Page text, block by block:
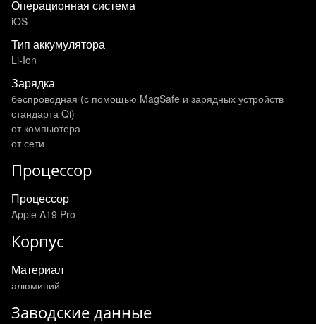
Операционная система
iOS
Тип аккумулятора
Li-Ion
Зарядка
беспроводная (с помощью MagSafe и зарядных устройств
стандарта Qi)
от компьютера
от сети
Процессор
Процессор
Apple A19 Pro
Корпус
Материал
алюминий
Заводские данные